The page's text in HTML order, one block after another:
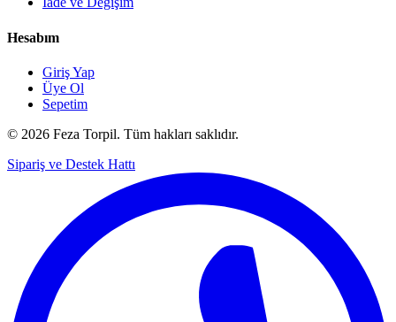
Hesabım
Giriş Yap
Üye Ol
Sepetim
© 2026 Feza Torpil. Tüm hakları saklıdır.
Sipariş ve Destek Hattı